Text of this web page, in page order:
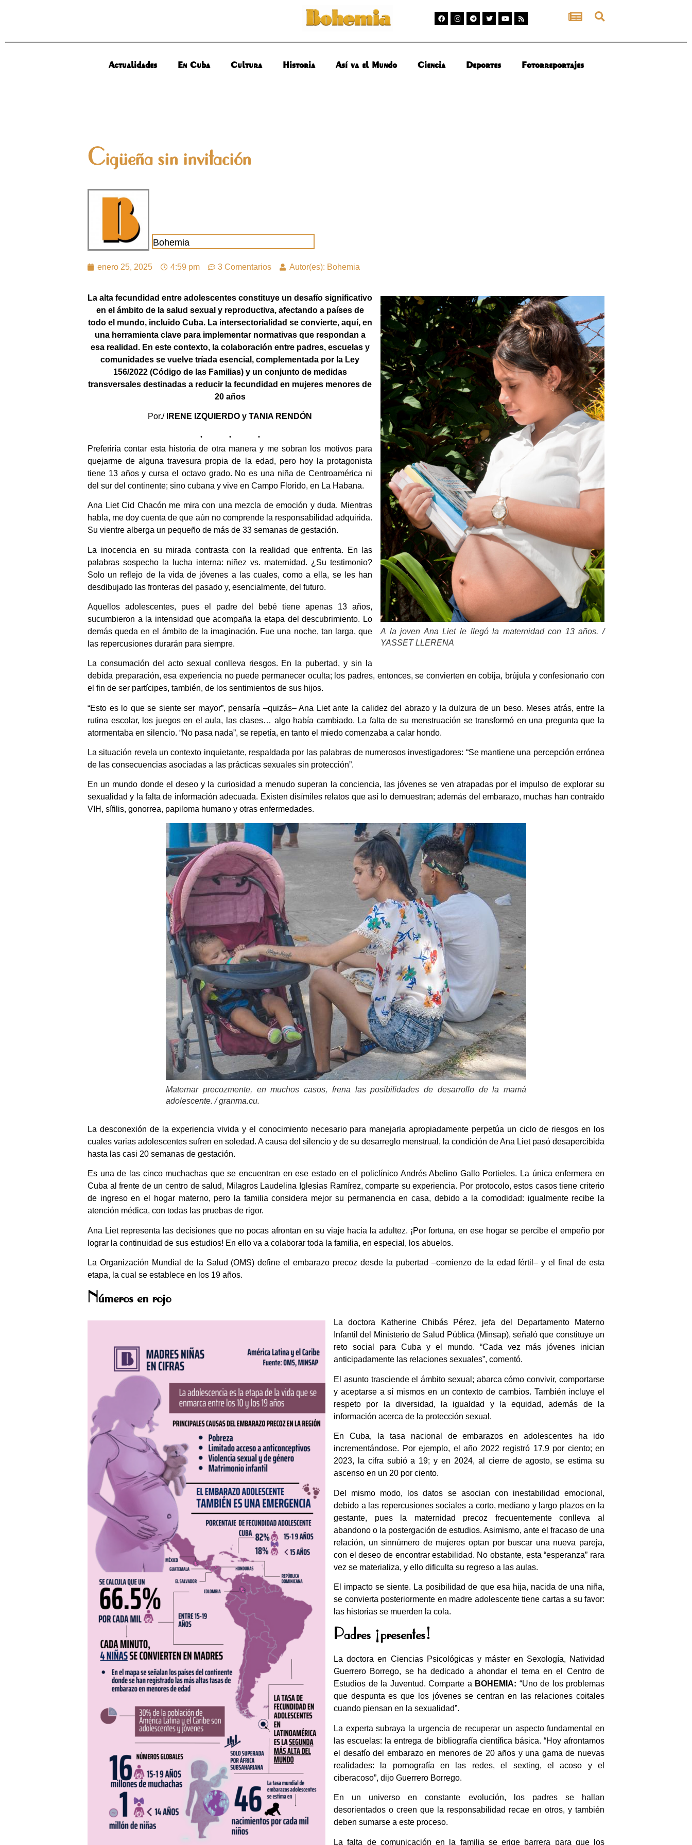
Actualidades En Cuba Cultura Historia Así va el Mundo Ciencia Deportes Fotorreportajes
Cigüeña sin invitación
Bohemia
enero 25, 2025 4:59 pm 3 Comentarios Autor(es): Bohemia
A la joven Ana Liet le llegó la maternidad con 13 años. /
YASSET LLERENA
La alta fecundidad entre adolescentes constituye un desafío significativo
en el ámbito de la salud sexual y reproductiva, afectando a países de
todo el mundo, incluido Cuba. La intersectorialidad se convierte, aquí, en
una herramienta clave para implementar normativas que respondan a
esa realidad. En este contexto, la colaboración entre padres, escuelas y
comunidades se vuelve tríada esencial, complementada por la Ley
156/2022 (Código de las Familias) y un conjunto de medidas
transversales destinadas a reducir la fecundidad en mujeres menores de
20 años
Por./ IRENE IZQUIERDO y TANIA RENDÓN
Preferiría contar esta historia de otra manera y me sobran los motivos para
quejarme de alguna travesura propia de la edad, pero hoy la protagonista
tiene 13 años y cursa el octavo grado. No es una niña de Centroamérica ni
del sur del continente; sino cubana y vive en Campo Florido, en La Habana.
Ana Liet Cid Chacón me mira con una mezcla de emoción y duda. Mientras
habla, me doy cuenta de que aún no comprende la responsabilidad adquirida.
Su vientre alberga un pequeño de más de 33 semanas de gestación.
La inocencia en su mirada contrasta con la realidad que enfrenta. En las
palabras sospecho la lucha interna: niñez vs. maternidad. ¿Su testimonio?
Solo un reflejo de la vida de jóvenes a las cuales, como a ella, se les han
desdibujado las fronteras del pasado y, esencialmente, del futuro.
Aquellos adolescentes, pues el padre del bebé tiene apenas 13 años,
sucumbieron a la intensidad que acompaña la etapa del descubrimiento. Lo
demás queda en el ámbito de la imaginación. Fue una noche, tan larga, que
las repercusiones durarán para siempre.
La consumación del acto sexual conlleva riesgos. En la pubertad, y sin la
debida preparación, esa experiencia no puede permanecer oculta; los padres, entonces, se convierten en cobija, brújula y confesionario con
el fin de ser partícipes, también, de los sentimientos de sus hijos.
“Esto es lo que se siente ser mayor”, pensaría –quizás– Ana Liet ante la calidez del abrazo y la dulzura de un beso. Meses atrás, entre la
rutina escolar, los juegos en el aula, las clases… algo había cambiado. La falta de su menstruación se transformó en una pregunta que la
atormentaba en silencio. “No pasa nada”, se repetía, en tanto el miedo comenzaba a calar hondo.
La situación revela un contexto inquietante, respaldada por las palabras de numerosos investigadores: “Se mantiene una percepción errónea
de las consecuencias asociadas a las prácticas sexuales sin protección”.
En un mundo donde el deseo y la curiosidad a menudo superan la conciencia, las jóvenes se ven atrapadas por el impulso de explorar su
sexualidad y la falta de información adecuada. Existen disímiles relatos que así lo demuestran; además del embarazo, muchas han contraído
VIH, sífilis, gonorrea, papiloma humano y otras enfermedades.
Maternar precozmente, en muchos casos, frena las posibilidades de desarrollo de la mamá
adolescente. / granma.cu.
La desconexión de la experiencia vivida y el conocimiento necesario para manejarla apropiadamente perpetúa un ciclo de riesgos en los
cuales varias adolescentes sufren en soledad. A causa del silencio y de su desarreglo menstrual, la condición de Ana Liet pasó desapercibida
hasta las casi 20 semanas de gestación.
Es una de las cinco muchachas que se encuentran en ese estado en el policlínico Andrés Abelino Gallo Portieles. La única enfermera en
Cuba al frente de un centro de salud, Milagros Laudelina Iglesias Ramírez, comparte su experiencia. Por protocolo, estos casos tiene criterio
de ingreso en el hogar materno, pero la familia considera mejor su permanencia en casa, debido a la comodidad: igualmente recibe la
atención médica, con todas las pruebas de rigor.
Ana Liet representa las decisiones que no pocas afrontan en su viaje hacia la adultez. ¡Por fortuna, en ese hogar se percibe el empeño por
lograr la continuidad de sus estudios! En ello va a colaborar toda la familia, en especial, los abuelos.
La Organización Mundial de la Salud (OMS) define el embarazo precoz desde la pubertad –comienzo de la edad fértil– y el final de esta
etapa, la cual se establece en los 19 años.
Números en rojo
La doctora Katherine Chibás Pérez, jefa del Departamento Materno
Infantil del Ministerio de Salud Pública (Minsap), señaló que constituye un
reto social para Cuba y el mundo. “Cada vez más jóvenes inician
anticipadamente las relaciones sexuales”, comentó.
El asunto trasciende el ámbito sexual; abarca cómo convivir, comportarse
y aceptarse a sí mismos en un contexto de cambios. También incluye el
respeto por la diversidad, la igualdad y la equidad, además de la
información acerca de la protección sexual.
En Cuba, la tasa nacional de embarazos en adolescentes ha ido
incrementándose. Por ejemplo, el año 2022 registró 17.9 por ciento; en
2023, la cifra subió a 19; y en 2024, al cierre de agosto, se estima su
ascenso en un 20 por ciento.
Del mismo modo, los datos se asocian con inestabilidad emocional,
debido a las repercusiones sociales a corto, mediano y largo plazos en la
gestante, pues la maternidad precoz frecuentemente conlleva al
abandono o la postergación de estudios. Asimismo, ante el fracaso de una
relación, un sinnúmero de mujeres optan por buscar una nueva pareja,
con el deseo de encontrar estabilidad. No obstante, esta “esperanza” rara
vez se materializa, y ello dificulta su regreso a las aulas.
El impacto se siente. La posibilidad de que esa hija, nacida de una niña,
se convierta posteriormente en madre adolescente tiene cartas a su favor:
las historias se muerden la cola.
Padres ¡presentes!
La doctora en Ciencias Psicológicas y máster en Sexología, Natividad
Guerrero Borrego, se ha dedicado a ahondar el tema en el Centro de
Estudios de la Juventud. Comparte a BOHEMIA: “Uno de los problemas
que despunta es que los jóvenes se centran en las relaciones coitales
cuando piensan en la sexualidad”.
La experta subraya la urgencia de recuperar un aspecto fundamental en
las escuelas: la entrega de bibliografía científica básica. “Hoy afrontamos
el desafío del embarazo en menores de 20 años y una gama de nuevas
realidades: la pornografía en las redes, el sexting, el acoso y el
ciberacoso”, dijo Guerrero Borrego.
En un universo en constante evolución, los padres se hallan
desorientados o creen que la responsabilidad recae en otros, y también
deben sumarse a este proceso.
La falta de comunicación en la familia se erige barrera para que los